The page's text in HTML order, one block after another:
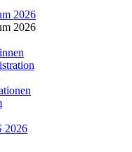
2026
2026
2026